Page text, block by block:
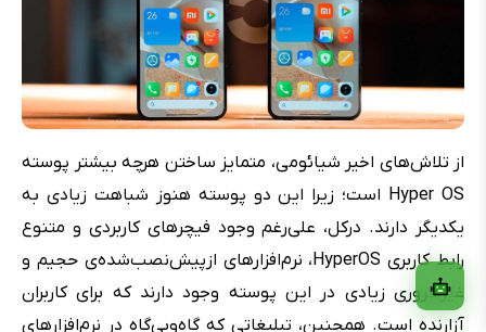
از تلاش‌های اخیر شیائومی، متمایز ساختن هرچه بیشتر پوسته
Hyper OS است؛ زیرا این دو پوسته هنوز شباهت زیادی به
یکدیگر دارند. درکل، علی‌رغم وجود فیچرهای کاربردی و متنوع
رابط کاربری HyperOS، نرم‌افزارهای ازپیش‌نصب‌شده‌ی حجیم و
غیرضروری زیادی در این پوسته وجود دارند که برای کاربران
آزارنده است. همچنین، تبلیغاتی که گاه‌وبی‌گاه در نرم‌افزارهای